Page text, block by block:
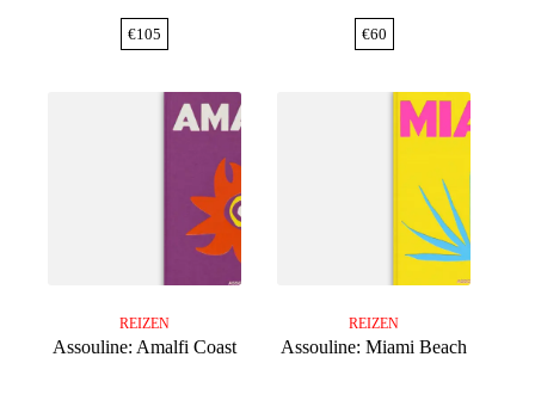
€105 €60
REIZEN
Assouline: Amalfi Coast
REIZEN
Assouline: Miami Beach